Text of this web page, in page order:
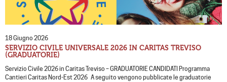
18 Giugno 2026
SERVIZIO CIVILE UNIVERSALE 2026 IN CARITAS TREVISO
(GRADUATORIE)
Servizio Civile 2026 in Caritas Treviso – GRADUATORIE CANDIDATI Programma
Cantieri Caritas Nord-Est 2026 A seguito vengono pubblicate le graduatorie